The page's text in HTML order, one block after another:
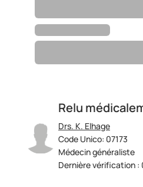
Relu
Drs. K. Elhage
Code Unico: 07173
Médecin généraliste
Dernière vérification :